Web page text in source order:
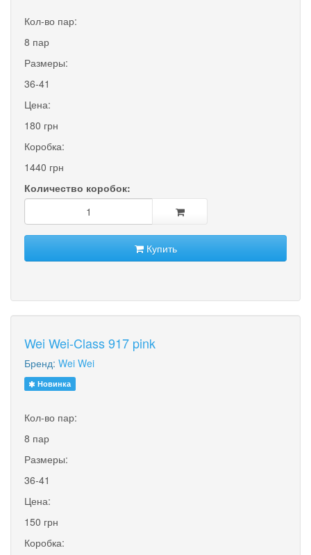
Кол-во пар:
8 пар
Размеры:
36-41
Цена:
180 грн
Коробка:
1440 грн
Количество коробок:
Купить
Wei Wei-Class 917 pink
Бренд: Wei Wei
Новинка
Кол-во пар:
8 пар
Размеры:
36-41
Цена:
150 грн
Коробка: